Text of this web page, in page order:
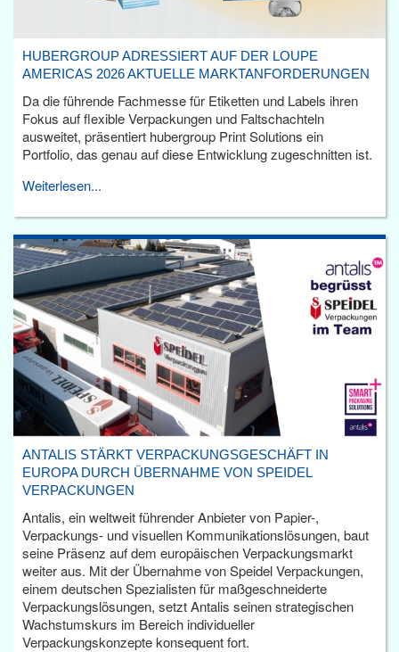
HUBERGROUP ADRESSIERT AUF DER LOUPE
AMERICAS 2026 AKTUELLE MARKTANFORDERUNGEN
Da die führende Fachmesse für Etiketten und Labels ihren
Fokus auf flexible Verpackungen und Faltschachteln
ausweitet, präsentiert hubergroup Print Solutions ein
Portfolio, das genau auf diese Entwicklung zugeschnitten ist.
Weiterlesen...
ANTALIS STÄRKT VERPACKUNGSGESCHÄFT IN
EUROPA DURCH ÜBERNAHME VON SPEIDEL
VERPACKUNGEN
Antalis, ein weltweit führender Anbieter von Papier-,
Verpackungs- und visuellen Kommunikationslösungen, baut
seine Präsenz auf dem europäischen Verpackungsmarkt
weiter aus. Mit der Übernahme von Speidel Verpackungen,
einem deutschen Spezialisten für maßgeschneiderte
Verpackungslösungen, setzt Antalis seinen strategischen
Wachstumskurs im Bereich individueller
Verpackungskonzepte konsequent fort.